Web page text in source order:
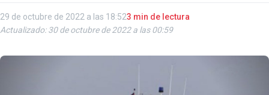
29 de octubre de 2022 a las 18:523 min de lectura
Actualizado: 30 de octubre de 2022 a las 00:59